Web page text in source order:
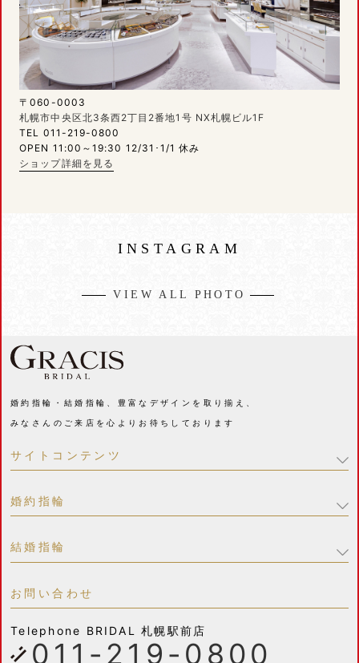
〒060-0003
札幌市中央区北3条西2丁目2番地1号 NX札幌ビル1F
TEL 011-219-0800
OPEN 11:00～19:30 12/31･1/1 休み
ショップ詳細を見る
INSTAGRAM
VIEW ALL PHOTO
婚約指輪・結婚指輪、豊富なデザインを取り揃え、
みなさんのご来店を心よりお待ちしております
サイトコンテンツ
婚約指輪
結婚指輪
お問い合わせ
Telephone BRIDAL 札幌駅前店
011-219-0800